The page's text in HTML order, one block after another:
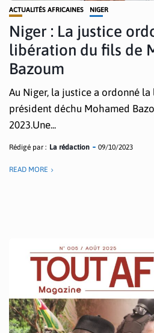
ACTUALITÉS AFRICAINES NIGER
Niger : La justice
libération du fils de
Bazoum
Au Niger, la justice a ordonné
président déchu Mohamed
2023.Une...
Rédigé par : La rédaction 09/10/2023
READ MORE